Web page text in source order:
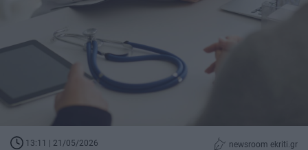
13:11 | 21/05/2026 newsroom ekriti.gr